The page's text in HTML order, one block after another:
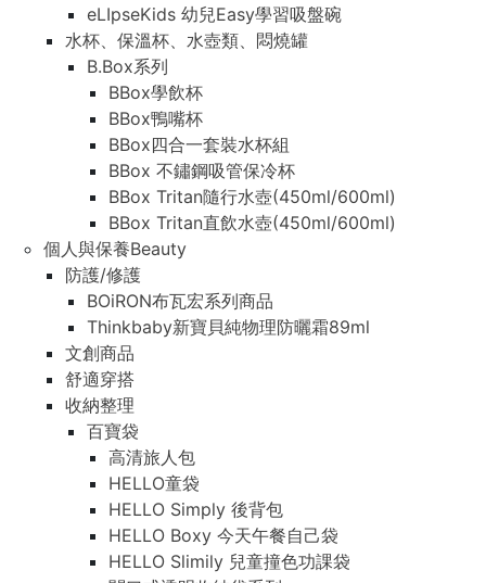
eLIpseKids 幼兒Easy學習吸盤碗
水杯、保溫杯、水壺類、悶燒罐
B.Box系列
BBox學飲杯
BBox鴨嘴杯
BBox四合一套裝水杯組
BBox 不鏽鋼吸管保冷杯
BBox Tritan隨行水壺(450ml/600ml)
BBox Tritan直飲水壺(450ml/600ml)
個人與保養Beauty
防護/修護
BOiRON布瓦宏系列商品
Thinkbaby新寶貝純物理防曬霜89ml
文創商品
舒適穿搭
收納整理
百寶袋
高清旅人包
HELLO童袋
HELLO Simply 後背包
HELLO Boxy 今天午餐自己袋
HELLO Slimily 兒童撞色功課袋